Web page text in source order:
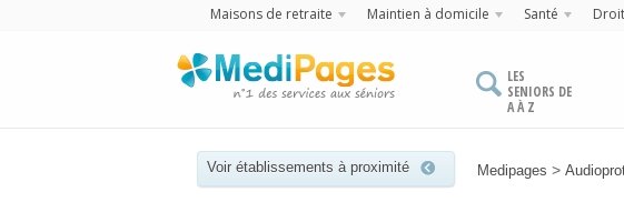
Maisons de retraite Maintien à domicile Santé
LES
SENIORS DE
A À Z
Voir établissements à proximité Medipages >